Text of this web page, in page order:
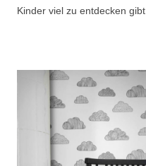
Kinder viel zu entdecken gibt.